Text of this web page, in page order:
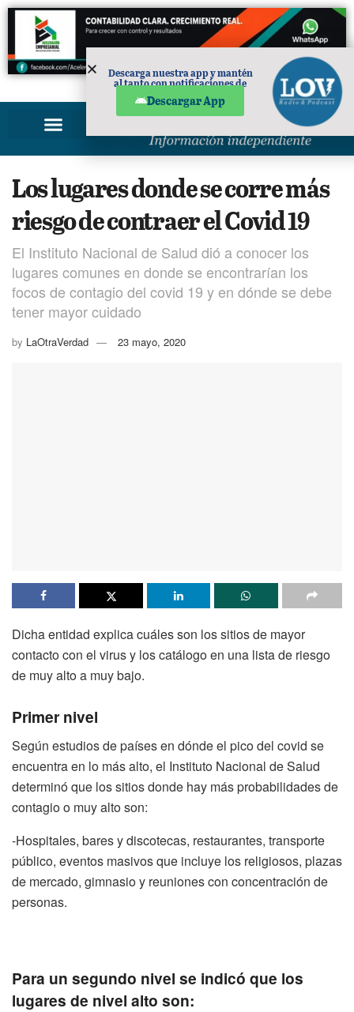
PUBLICIDAD
Los lugares donde se corre más
riesgo de contraer el Covid 19
El Instituto Nacional de Salud dió a conocer los
lugares comunes en donde se encontrarían los
focos de contagio del covid 19 y en dónde se debe
tener mayor cuidado
by LaOtraVerdad 23 mayo, 2020
Dicha entidad explica cuáles son los sitios de mayor
contacto con el virus y los catálogo en una lista de riesgo
de muy alto a muy bajo.
Primer nivel
Según estudios de países en dónde el pico del covid se
encuentra en lo más alto, el Instituto Nacional de Salud
determinó que los sitios donde hay más probabilidades de
contagio o muy alto son:
-Hospitales, bares y discotecas, restaurantes, transporte
público, eventos masivos que incluye los religiosos, plazas
de mercado, gimnasio y reuniones con concentración de
personas.
Para un segundo nivel se indicó que los
lugares de nivel alto son:
Descarga nuestra app y mantén
al tanto con notificaciones de
Descargar App